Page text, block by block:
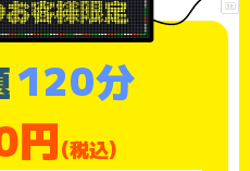
120分
(税込)